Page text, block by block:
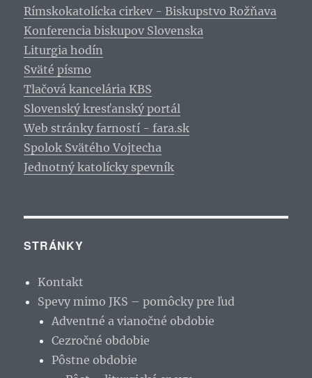
Rímskokatolícka cirkev - Biskupstvo Rožňava
Konferencia biskupov Slovenska
Liturgia hodín
Sväté písmo
Tlačová kancelária KBS
Slovenský kresťanský portál
Web stránky farností - fara.sk
Spolok Svätého Vojtecha
Jednotný katolícky spevník
STRÁNKY
Kontakt
Spevy mimo JKS – pomôcky pre ľud
Adventné a vianočné obdobie
Cezročné obdobie
Pôstne obdobie